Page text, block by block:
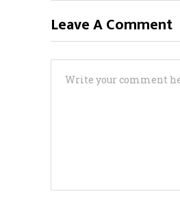
Leave A Comment